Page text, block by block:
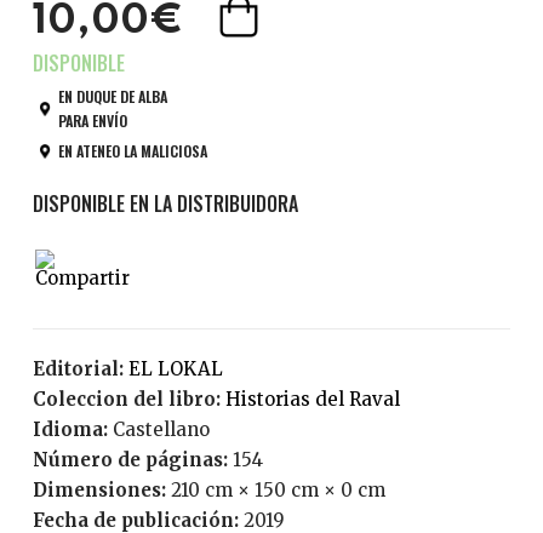
10,00€
EN DUQUE DE ALBA
PARA ENVÍO
EN ATENEO LA MALICIOSA
Editorial:
EL LOKAL
Coleccion del libro:
Historias del Raval
Idioma:
Castellano
Número de páginas: 154
Dimensiones: 210 cm × 150 cm × 0 cm
Fecha de publicación:
2019